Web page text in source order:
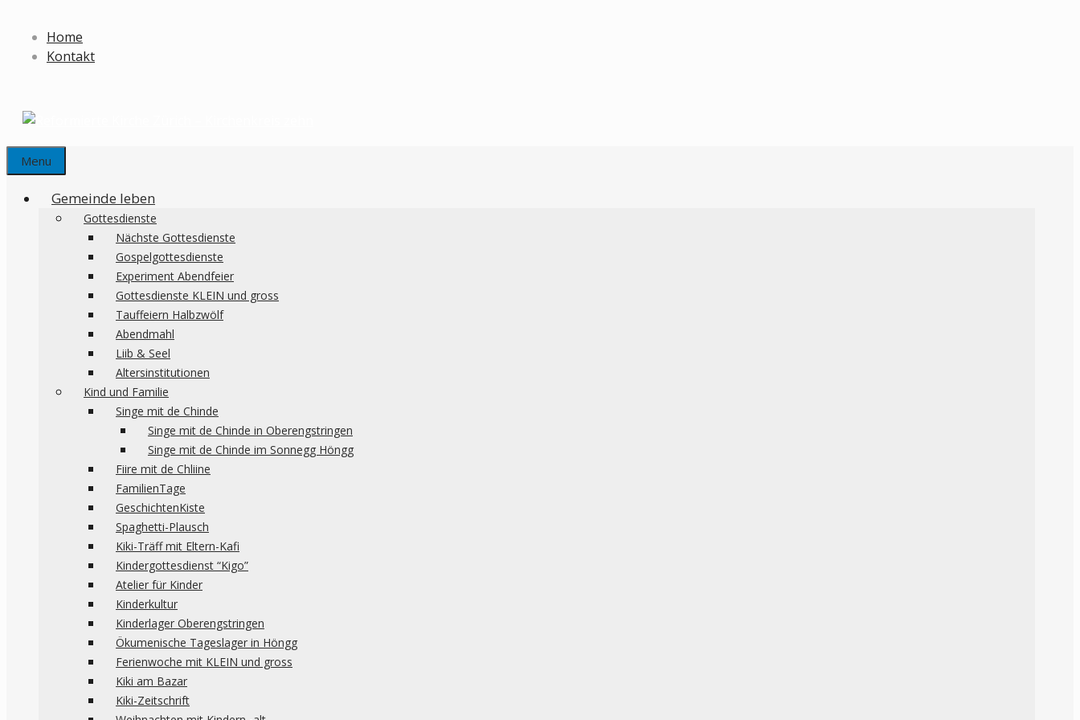
Inhalt
Home
Kontakt
Menu
Gemeinde leben
Gottesdienste
Nächste Gottesdienste
Gospelgottesdienste
Experiment Abendfeier
Gottesdienste KLEIN und gross
Tauffeiern Halbzwölf
Abendmahl
Liib & Seel
Altersinstitutionen
Kind und Familie
Singe mit de Chinde
Singe mit de Chinde in Oberengstringen
Singe mit de Chinde im Sonnegg Höngg
Fiire mit de Chliine
FamilienTage
GeschichtenKiste
Spaghetti-Plausch
Kiki-Träff mit Eltern-Kafi
Kindergottesdienst “Kigo”
Atelier für Kinder
Kinderkultur
Kinderlager Oberengstringen
Ökumenische Tageslager in Höngg
Ferienwoche mit KLEIN und gross
Kiki am Bazar
Kiki-Zeitschrift